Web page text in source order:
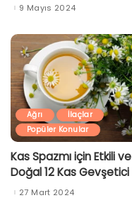
9 Mayıs 2024
Ağrı
İlaçlar
Popüler Konular
Kas Spazmı için Etkili ve
Doğal 12 Kas Gevşetici
27 Mart 2024